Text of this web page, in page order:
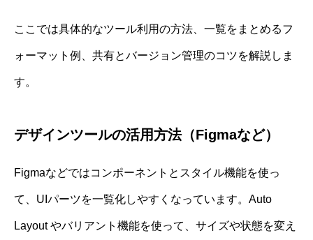
ここでは具体的なツール利用の方法、一覧をまとめるフ
ォーマット例、共有とバージョン管理のコツを解説しま
す。
デザインツールの活用方法（Figmaなど）
Figmaなどではコンポーネントとスタイル機能を使っ
て、UIパーツを一覧化しやすくなっています。Auto
Layout やバリアント機能を使って、サイズや状態を変え